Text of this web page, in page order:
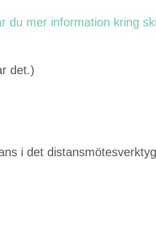
du mer infor­ma­tion kring
det.)
i det dis­tans­mötesverk­tyg